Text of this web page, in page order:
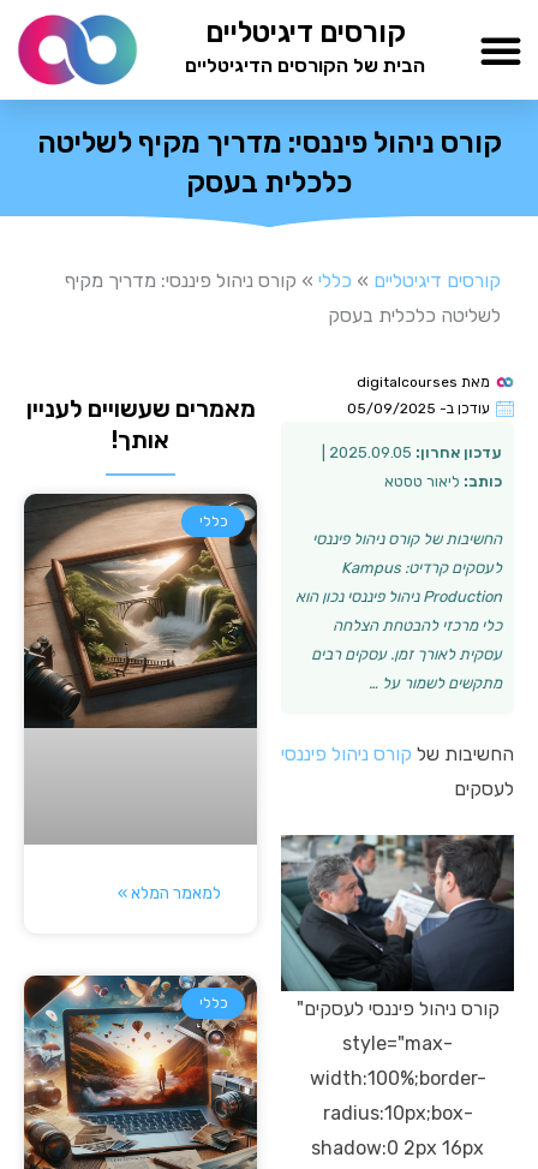
לתוכן
קורסים דיגיטליים
הבית של הקורסים הדיגיטליים
קורס ניהול פיננסי: מדריך מקיף לשליטה
כלכלית בעסק
קורסים דיגיטליים » כללי » קורס ניהול פיננסי: מדריך מקיף
לשליטה כלכלית בעסק
מאת
עודכן ב- 05/09/2025
עדכון אחרון:
כותב: ליאור טסטא
החשיבות של קורס ניהול פיננסי
לעסקים קרדיט: Kampus
Production ניהול פיננסי נכון הוא
כלי מרכזי להבטחת הצלחה
עסקית לאורך זמן. עסקים רבים
מתקשים לשמור על …
החשיבות של קורס ניהול פיננסי
לעסקים
קורס ניהול פיננסי לעסקים"
style="max-
width:100%;border-
radius:10px;box-
shadow:0 2px 16px
מאמרים שעשויים לעניין
אותך!
כללי
למאמר המלא »
כללי